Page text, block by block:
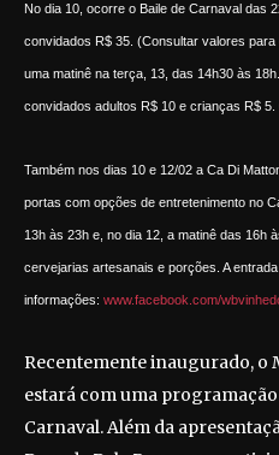
No dia 10, ocorre o Baile de Carnaval das
convidados R$ 35. (Consultar valores
uma matinê na terça, 13, das 14h30 às
convidados adultos R$ 10 e crianças R$
Também nos dias 10 e 12/02 a Ca Di
portas com opções de entretenimento no
13h às 23h e, no dia 12, a matinê das 16h
cervejarias artesanais e porções. A
informações: www.facebook.com/
Recentemente inaugurado, o
estará com uma
Carnaval. Além da